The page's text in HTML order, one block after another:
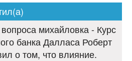
михайловка - Курс
банка Далласа Роберт
о том, что влияние.